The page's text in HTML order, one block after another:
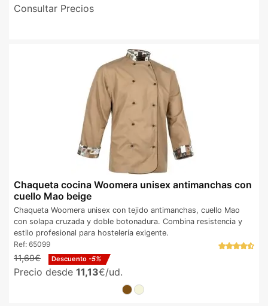
Consultar Precios
Chaqueta cocina Woomera unisex antimanchas con
cuello Mao beige
Chaqueta Woomera unisex con tejido antimanchas, cuello Mao
con solapa cruzada y doble botonadura. Combina resistencia y
estilo profesional para hostelería exigente.
Ref: 65099
11,69€ Descuento -5%
Precio desde 11,13€/ud.